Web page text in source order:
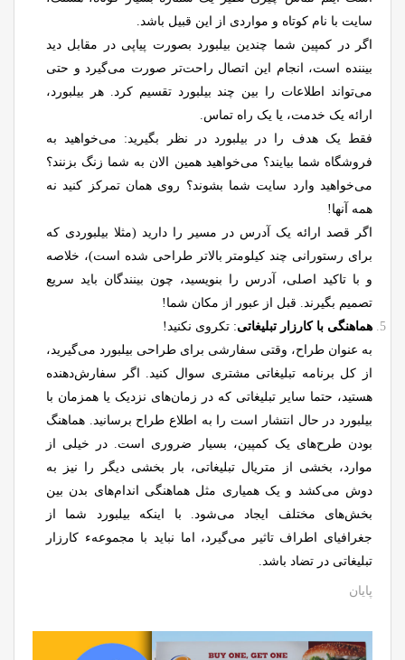
سایت با نام کوتاه و مواردی از این قبیل باشد.
اگر در کمپین شما چندین بیلبورد بصورت پیاپی در مقابل دید
بیننده است، انجام این اتصال راحت‌تر صورت می‌گیرد و حتی
می‌تواند اطلاعات را بین چند بیلبورد تقسیم کرد. هر بیلبورد،
ارائه یک خدمت، یا یک راه تماس.
فقط یک هدف را در بیلبورد در نظر بگیرید: می‌خواهید به
فروشگاه شما بیایند؟ می‌خواهید همین الان به شما زنگ بزنند؟
می‌خواهید وارد سایت شما بشوند؟ روی همان تمرکز کنید نه
همه آنها!
اگر قصد ارائه یک آدرس در مسیر را دارید (مثلا بیلبوردی که
برای رستورانی چند کیلومتر بالاتر طراحی شده است)، خلاصه
و با تاکید اصلی، آدرس را بنویسید، چون بینندگان باید سریع
تصمیم بگیرند. قبل از عبور از مکان شما!
هماهنگی با کارزار تبلیغاتی: تکروی نکنید!
به عنوان طراح، وقتی سفارشی برای طراحی بیلبورد می‌گیرید،
از کل برنامه تبلیغاتی مشتری سوال کنید. اگر سفارش‌دهنده
هستید، حتما سایر تبلیغاتی که در زمان‌های نزدیک یا همزمان با
بیلبورد در حال انتشار است را به اطلاع طراح برسانید. هماهنگ
بودن طرح‌های یک کمپین، بسیار ضروری است. در خیلی از
موارد، بخشی از متریال تبلیغاتی، بار بخشی دیگر را نیز به
دوش می‌کشد و یک همیاری مثل هماهنگی اندام‌های بدن بین
بخش‌های مختلف ایجاد می‌شود. با اینکه بیلبورد شما از
جغرافیای اطراف تاثیر می‌گیرد، اما نباید با مجموعهء کارزار
تبلیغاتی در تضاد باشد.
پایان